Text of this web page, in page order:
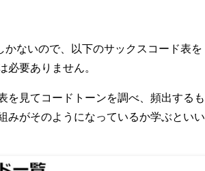
ないので、以下のサックスコード表を
必要ありません。
を見てコードトーンを調べ、頻出するも
みがそのようになっているか学ぶといい